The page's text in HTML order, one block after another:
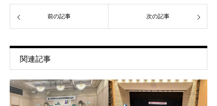
前の記事 次の記事
関連記事